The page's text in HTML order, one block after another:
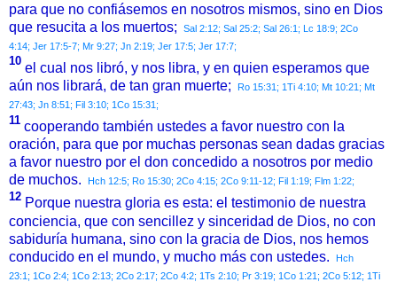
para que no confiásemos en nosotros mismos, sino en Dios
que resucita a los muertos;
Sal 2:12; Sal 25:2; Sal 26:1; Lc 18:9; 2Co
4:14; Jer 17:5-7; Mr 9:27; Jn 2:19; Jer 17:5; Jer 17:7;
10 el cual nos libró, y nos libra, y en quien esperamos que
aún nos librará, de tan gran muerte;
Ro 15:31; 1Ti 4:10; Mt 10:21; Mt
27:43; Jn 8:51; Fil 3:10; 1Co 15:31;
11 cooperando también ustedes a favor nuestro con la
oración, para que por muchas personas sean dadas gracias
a favor nuestro por el don concedido a nosotros por medio
de muchos.
Hch 12:5; Ro 15:30; 2Co 4:15; 2Co 9:11-12; Fil 1:19; Flm 1:22;
12 Porque nuestra gloria es esta: el testimonio de nuestra
conciencia, que con sencillez y sinceridad de Dios, no con
sabiduría humana, sino con la gracia de Dios, nos hemos
conducido en el mundo, y mucho más con ustedes.
Hch
23:1; 1Co 2:4; 1Co 2:13; 2Co 2:17; 2Co 4:2; 1Ts 2:10; Pr 3:19; 1Co 1:21; 2Co 5:12; 1Ti